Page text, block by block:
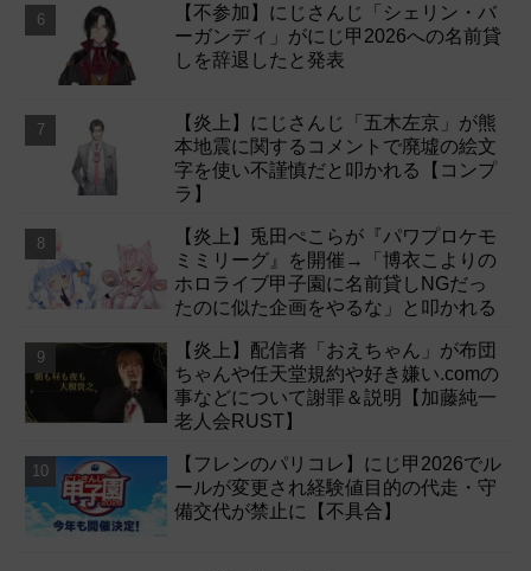
【不参加】にじさんじ「シェリン・バ
ーガンディ」がにじ甲2026への名前貸
しを辞退したと発表
【炎上】にじさんじ「五木左京」が熊
本地震に関するコメントで廃墟の絵文
字を使い不謹慎だと叩かれる【コンプ
ラ】
【炎上】兎田ぺこらが『パワプロケモ
ミミリーグ』を開催→「博衣こよりの
ホロライブ甲子園に名前貸しNGだっ
たのに似た企画をやるな」と叩かれる
【炎上】配信者「おえちゃん」が布団
ちゃんや任天堂規約や好き嫌い.comの
事などについて謝罪＆説明【加藤純一
老人会RUST】
【フレンのパリコレ】にじ甲2026でル
ールが変更され経験値目的の代走・守
備交代が禁止に【不具合】